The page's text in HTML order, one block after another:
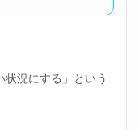
状況にする」という